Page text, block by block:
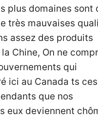
plus domaines sont
très mauvaises
assez des produits
Chine, On ne
qui
ici au Canada ts ces
que nos
eux deviennent